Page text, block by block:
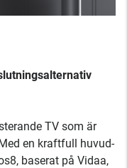
TV som är
en kraftfull huvud-
baserat på Vidaa,